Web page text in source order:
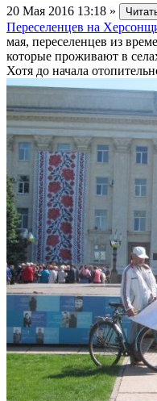
20 Мая 2016 13:18 »
Переселенцев на
мая, переселенцев из
которые проживают в
Хотя до начала